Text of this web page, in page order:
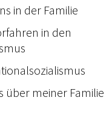
in der Familie
in den
über meiner Familie